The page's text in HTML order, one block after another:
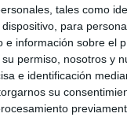
tales como
para
e información sobre el
permiso, nosotros y
e identificación
su